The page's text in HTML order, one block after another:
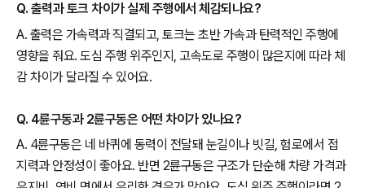
Q. 출력과 토크 차이가 실제 주행에서 체감되나요?
A. 출력은 가속력과 직결되고, 토크는 초반 가속과 탄력적인 주행에
영향을 줘요. 도심 주행 위주인지, 고속도로 주행이 많은지에 따라 체
감 차이가 달라질 수 있어요.
Q. 4륜구동과 2륜구동은 어떤 차이가 있나요?
A. 4륜구동은 네 바퀴에 동력이 전달돼 눈길이나 빗길, 험로에서 접
지력과 안정성이 좋아요. 반면 2륜구동은 구조가 단순해 차량 가격과